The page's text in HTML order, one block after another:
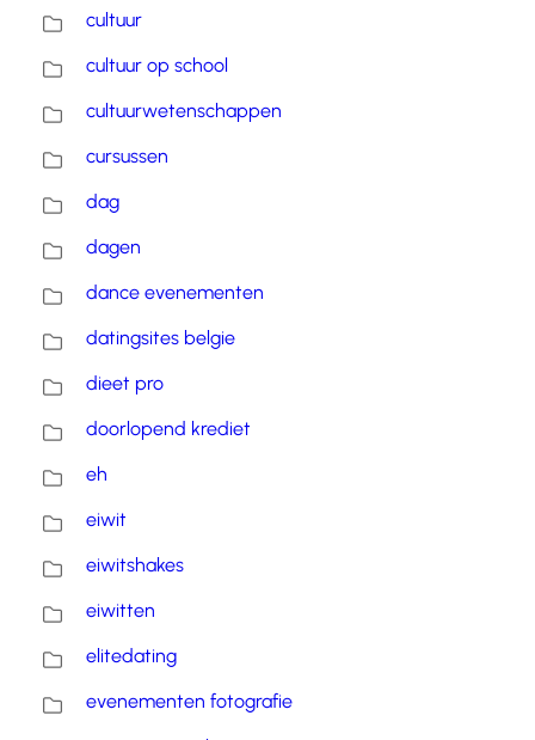
cultuur
cultuur op school
cultuurwetenschappen
cursussen
dag
dagen
dance evenementen
datingsites belgie
dieet pro
doorlopend krediet
eh
eiwit
eiwitshakes
eiwitten
elitedating
evenementen fotografie